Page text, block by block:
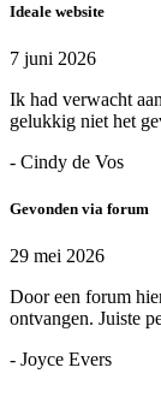
Ideale website
7 juni 2026
Ik had verwacht
gelukkig niet het
- Cindy de Vos
Gevonden via forum
29 mei 2026
Door een forum
ontvangen. Juiste
- Joyce Evers